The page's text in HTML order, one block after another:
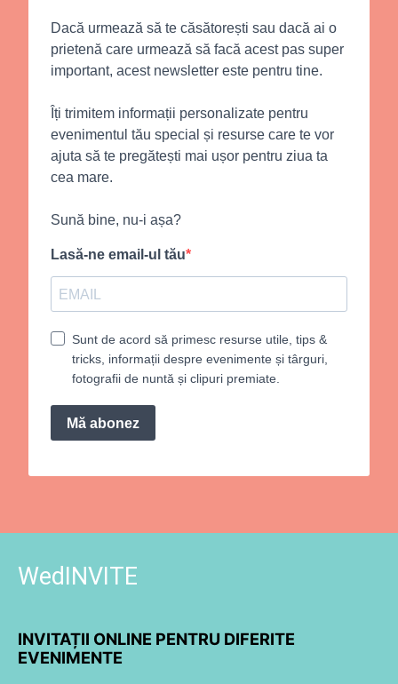
Dacă urmează să te căsătorești sau dacă ai o
prietenă care urmează să facă acest pas super
important, acest newsletter este pentru tine.
Îți trimitem informații personalizate pentru
evenimentul tău special și resurse care te vor
ajuta să te pregătești mai ușor pentru ziua ta
cea mare.
Sună bine, nu-i așa?
Lasă-ne email-ul tău
Sunt de acord să primesc resurse utile, tips &
tricks, informații despre evenimente și târguri,
fotografii de nuntă și clipuri premiate.
Mă abonez
WedINVITE
INVITAȚII ONLINE PENTRU DIFERITE
EVENIMENTE